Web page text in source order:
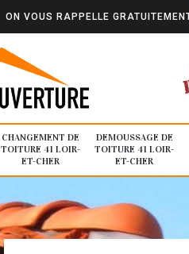
ON VOUS RAPPELLE
CHANGEMENT DE
TOITURE 41 LOIR-
ET-CHER
DEMOUSSAGE DE
TOITURE 41 LOIR-
ET-CHER